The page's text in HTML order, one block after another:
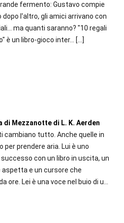
fermento: Gustavo compie
dopo l'altro, gli amici arrivano con
ma quanti saranno? "10 regali
è un libro-gioco inter... […]
di Mezzanotte di L. K. Aerden
cambiano tutto. Anche quelle in
per prendere aria. Lui è uno
con un libro in uscita, un
aspetta e un cursore che
ore. Lei è una voce nel buio di u...